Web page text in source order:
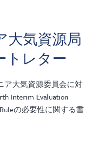
大気資源局
トレター
ア大気資源委員会に対
Interim Evaluation
Ruleの必要性に関する書